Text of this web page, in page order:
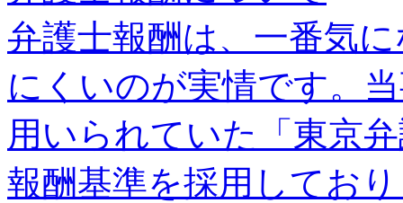
弁護士報酬は、一番気
にくいのが実情です。
用いられていた「東京
報酬基準を採用してお